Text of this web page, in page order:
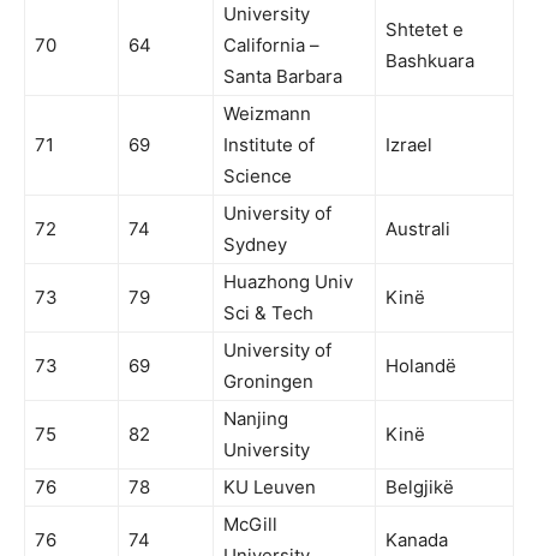
70 64
University
California –
Santa Barbara
Shtetet e
Bashkuara
71 69
Weizmann
Institute of
Science
Izrael
72 74
University of
Sydney
Australi
73 79
Huazhong Univ
Sci & Tech
Kinë
73 69
University of
Groningen
Holandë
75 82
Nanjing
University
Kinë
76 78 KU Leuven Belgjikë
76 74
McGill
Kanada